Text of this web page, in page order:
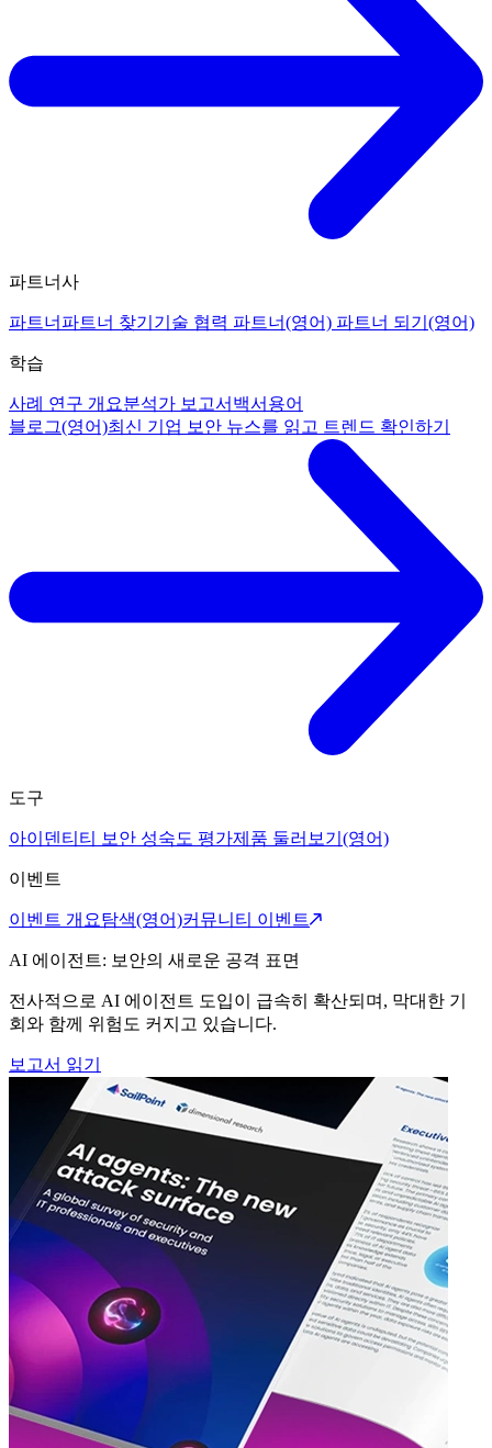
파트너사
파트너 파트너 찾기 기술 협력 파트너(영어) 파트너 되기(영어)
학습
사례 연구 개요분석가 보고서 백서 용어
블로그(영어)최신 기업 보안 뉴스를 읽고 트렌드 확인하기
도구
아이덴티티 보안 성숙도 평가제품 둘러보기(영어)
이벤트
이벤트 개요탐색(영어)커뮤니티 이벤트
AI 에이전트: 보안의 새로운 공격 표면
전사적으로 AI 에이전트 도입이 급속히 확산되며, 막대한 기
회와 함께 위험도 커지고 있습니다.
보고서 읽기